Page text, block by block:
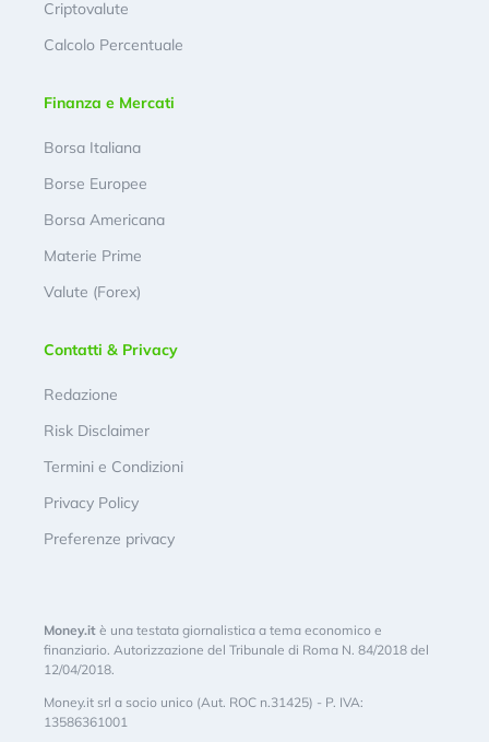
Criptovalute
Calcolo Percentuale
Finanza e Mercati
Borsa Italiana
Borse Europee
Borsa Americana
Materie Prime
Valute (Forex)
Contatti & Privacy
Redazione
Risk Disclaimer
Termini e Condizioni
Privacy Policy
Preferenze privacy
Money.it è una testata giornalistica a tema economico e
finanziario. Autorizzazione del Tribunale di Roma N. 84/2018 del
12/04/2018.
Money.it srl a socio unico (Aut. ROC n.31425) - P. IVA:
13586361001